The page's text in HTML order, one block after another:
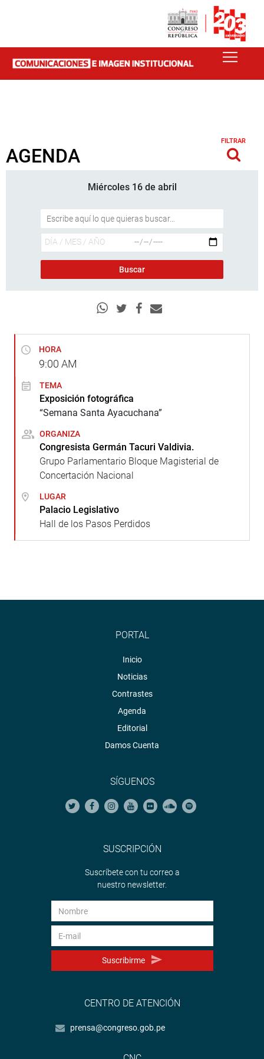
AGENDA
FILTRAR
Miércoles 16 de abril
HORA
9:00 AM
TEMA
Exposición fotográfica
“Semana Santa Ayacuchana”
ORGANIZA
Congresista Germán Tacuri Valdivia.
Grupo Parlamentario Bloque Magisterial de
Concertación Nacional
LUGAR
Palacio Legislativo
Hall de los Pasos Perdidos
PORTAL
Inicio
Noticias
Contrastes
Agenda
Editorial
Damos Cuenta
SÍGUENOS
SUSCRIPCIÓN
Suscríbete con tu correo a
nuestro newsletter.
Suscribirme
CENTRO DE ATENCIÓN
prensa@congreso.gob.pe